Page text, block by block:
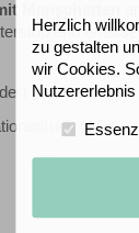
Manschetten
und brachial
(AP)
Herzlich
zu gestalten
wir Cookies.
Nutzererlebnis